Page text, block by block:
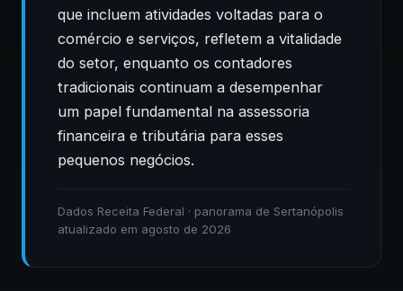
que incluem atividades voltadas para o
comércio e serviços, refletem a vitalidade
do setor, enquanto os contadores
tradicionais continuam a desempenhar
um papel fundamental na assessoria
financeira e tributária para esses
pequenos negócios.
Dados Receita Federal · panorama de Sertanópolis
atualizado em agosto de 2026